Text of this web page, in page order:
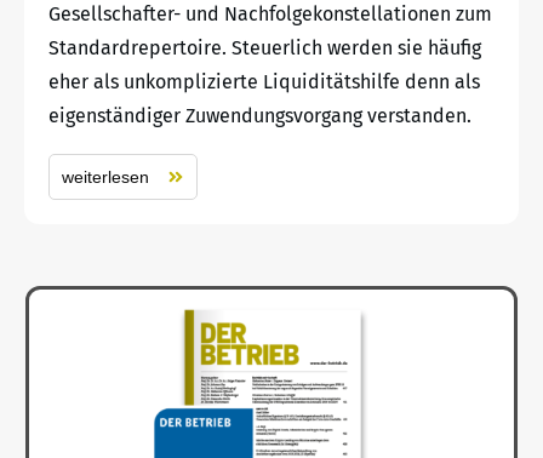
Gesellschafter- und Nachfolgekonstellationen zum
Standardrepertoire. Steuerlich werden sie häufig
eher als unkomplizierte Liquiditätshilfe denn als
eigenständiger Zuwendungsvorgang verstanden.
weiterlesen